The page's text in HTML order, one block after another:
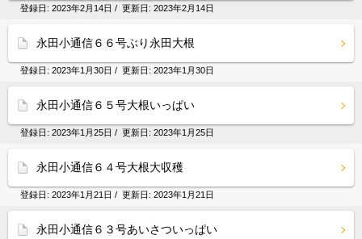
登録日: 2023年2月14日 / 更新日: 2023年2月14日
永田小通信６６号ぶり永田大根
登録日: 2023年1月30日 / 更新日: 2023年1月30日
永田小通信６５号大根いっぱい
登録日: 2023年1月25日 / 更新日: 2023年1月25日
永田小通信６４号大根大収穫
登録日: 2023年1月21日 / 更新日: 2023年1月21日
永田小通信６３号あいさついっぱい